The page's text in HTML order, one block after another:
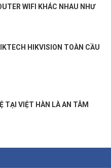
WIFI KHÁC NHAU NHƯ
HIKVISION TOÀN CẦU
TẠI VIỆT HÀN LÀ AN TÂM